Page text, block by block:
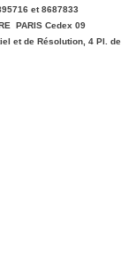
et 8687833
PARIS Cedex 09
et de Résolution, 4 Pl. de